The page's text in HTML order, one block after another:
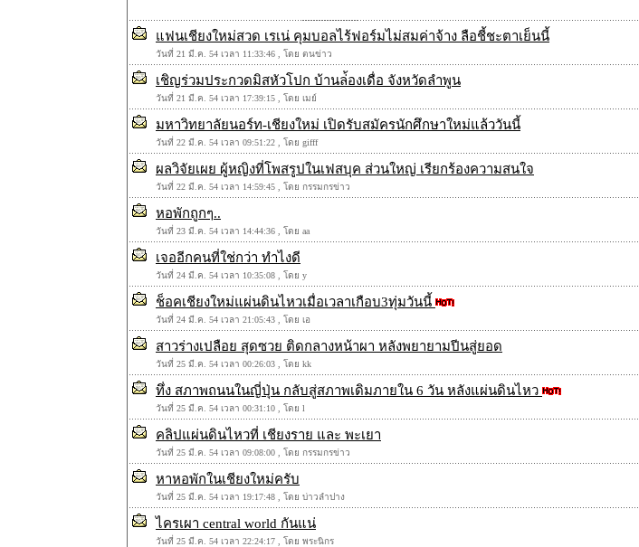
แฟนเชียงใหม่สวด เรเน่ คุมบอลไร้ฟอร์มไม่สมค่าจ้าง ลือชี้ชะตาเย็นนี้
วันที่ 21 มี.ค. 54 เวลา 11:33:46 , โดย ตนข่าว
เชิญร่วมประกวดมิสหัวโปก บ้านล่้องเดื่อ จังหวัดลำพูน
วันที่ 21 มี.ค. 54 เวลา 17:39:15 , โดย เมย์
มหาวิทยาลัยนอร์ท-เชียงใหม่ เปิดรับสมัครนักศึกษาใหม่แล้ววันนี้
วันที่ 22 มี.ค. 54 เวลา 09:51:22 , โดย gifff
ผลวิจัยเผย ผู้หญิงที่โพสรูปในเฟสบุค ส่วนใหญ่ เรียกร้องความสนใจ
วันที่ 22 มี.ค. 54 เวลา 14:59:45 , โดย กรรมกรข่าว
หอพักถูกๆ..
วันที่ 23 มี.ค. 54 เวลา 14:44:36 , โดย aa
เจออีกคนที่ใช่กว่า ทำไงดี
วันที่ 24 มี.ค. 54 เวลา 10:35:08 , โดย y
ช็อคเชียงใหม่แผ่นดินไหวเมื่อเวลาเกือบ3ทุ่มวันนี้
วันที่ 24 มี.ค. 54 เวลา 21:05:43 , โดย เอ
สาวร่างเปลือย สุดซวย ติดกลางหน้าผา หลังพยายามปีนสู่ยอด
วันที่ 25 มี.ค. 54 เวลา 00:26:03 , โดย kk
ทึ่ง สภาพถนนในญี่ปุ่น กลับสู่สภาพเดิมภายใน 6 วัน หลังแผ่นดินไหว
วันที่ 25 มี.ค. 54 เวลา 00:31:10 , โดย l
คลิปแผ่นดินไหวที่ เชียงราย และ พะเยา
วันที่ 25 มี.ค. 54 เวลา 09:08:00 , โดย กรรมกรข่าว
หาหอพักในเชียงใหม่ครับ
วันที่ 25 มี.ค. 54 เวลา 19:17:48 , โดย บ่าวลำปาง
ไครเผา central world กันแน่
วันที่ 25 มี.ค. 54 เวลา 22:24:17 , โดย พระนิกร